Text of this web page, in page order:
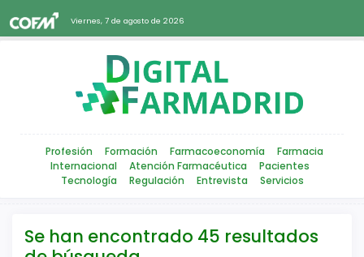
Viernes, 7 de agosto de 2026
Profesión Formación Farmacoeconomía
Farmacia
Internacional
Atención Farmacéutica
Pacientes
Tecnología
Regulación Entrevista Servicios
Se han encontrado 45 resultados